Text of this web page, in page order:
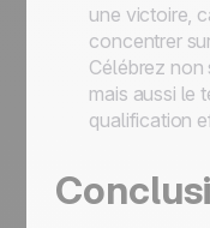
une victoire,
concentrer
Célébrez non
mais aussi le
qualification